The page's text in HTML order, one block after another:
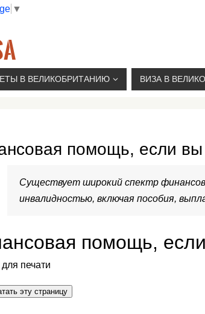
▼
СЫРОМЯТНИЧЕСКИЙ ПЕР., 11, М. КУРСКАЯ,
В ВЕЛИКОБРИТАНИЮ ВИЗА В
помощь, если
Существует широкий спектр
инвалидностью, включая пособия,
помощь,
печати
эту страницу